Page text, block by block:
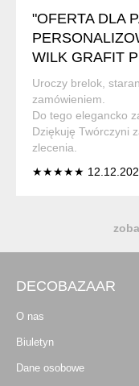
"OFERTA DLA
WILK GRAFIT
Uroczy brelok,
zamówieniem.
Do tego elegancko
Dziękuję Twórczyni
zlecenia.
★★★★★
DECOBAZAAR
O nas
Biuletyn
Dane osobowe